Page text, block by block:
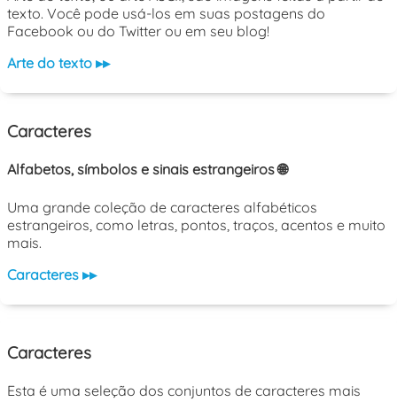
texto. Você pode usá-los em suas postagens do
Facebook ou do Twitter ou em seu blog!
Arte do texto ▸▸
Caracteres
Alfabetos, símbolos e sinais estrangeiros 🌐
Uma grande coleção de caracteres alfabéticos
estrangeiros, como letras, pontos, traços, acentos e muito
mais.
Caracteres ▸▸
Caracteres
Esta é uma seleção dos conjuntos de caracteres mais